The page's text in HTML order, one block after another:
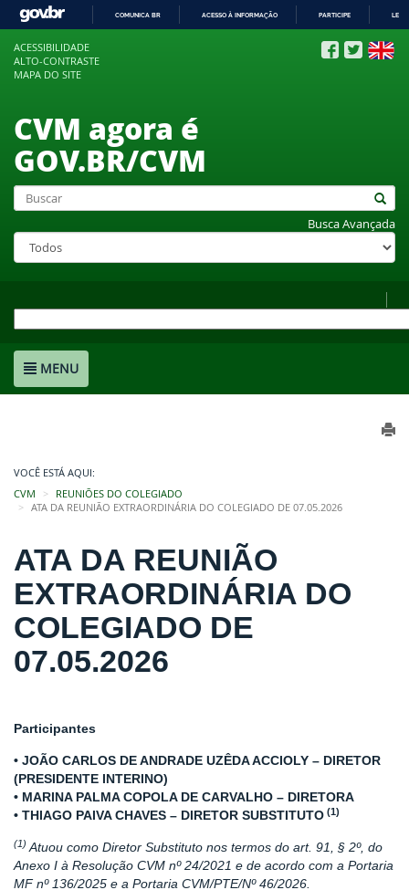
COMUNICA BR ACESSO À INFORMAÇÃO PARTICIPE
ACESSIBILIDADE
ALTO-CONTRASTE
MAPA DO SITE
CVM agora é
GOV.BR/CVM
Busca Avançada
MENU
VOCÊ ESTÁ AQUI:
CVM
REUNIÕES DO COLEGIADO
ATA DA REUNIÃO EXTRAORDINÁRIA DO COLEGIADO DE 07.05.2026
ATA DA REUNIÃO
EXTRAORDINÁRIA DO
COLEGIADO DE
07.05.2026
Participantes
• JOÃO CARLOS DE ANDRADE UZÊDA ACCIOLY – DIRETOR
(PRESIDENTE INTERINO)
• MARINA PALMA COPOLA DE CARVALHO – DIRETORA
• THIAGO PAIVA CHAVES – DIRETOR SUBSTITUTO (1)
(1) Atuou como Diretor Substituto nos termos do art. 91, § 2º, do
Anexo I à Resolução CVM nº 24/2021 e de acordo com a Portaria
MF nº 136/2025 e a Portaria CVM/PTE/Nº 46/2026.